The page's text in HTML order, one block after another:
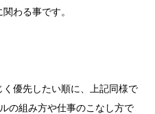
わる事です。
優先したい順に、上記同様で
の組み方や仕事のこなし方で